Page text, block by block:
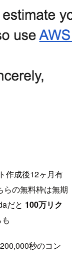
作成後12ヶ月有
らの無料枠は無期
だと 100万リク
秒のコン